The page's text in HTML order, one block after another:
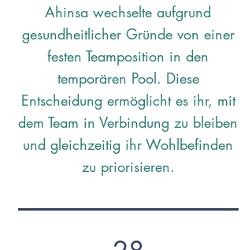
Ahinsa wechselte aufgrund
gesundheitlicher Gründe von einer
festen Teamposition in den
temporären Pool. Diese
Entscheidung ermöglicht es ihr, mit
dem Team in Verbindung zu bleiben
und gleichzeitig ihr Wohlbefinden
zu priorisieren.